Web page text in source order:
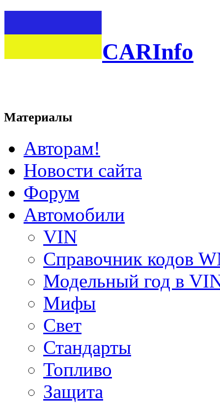
CARInfo
Материалы
Авторам!
Новости сайта
Форум
Автомобили
VIN
Справочник кодов
Модельный год в
Мифы
Свет
Стандарты
Топливо
Защита